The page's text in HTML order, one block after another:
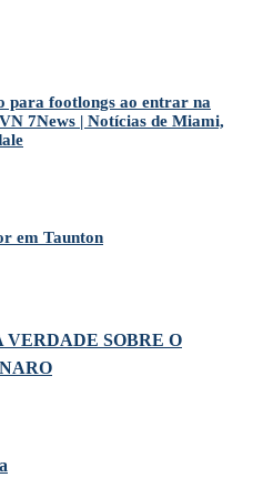
para footlongs ao entrar na
7News | Notícias de Miami,
em Taunton
SOBRE O